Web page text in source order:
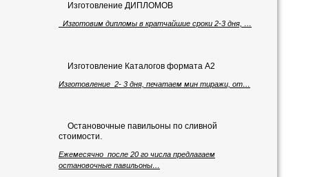
Изготовление ДИПЛОМОВ
Изготовим дипломы в кратчайшие сроки 2-3 дня, …
Изготовление Каталогов формата А2
Изготовление 2- 3 дня, печатаем мин тиражи, от…
Остановочные павильоны по сливной
стоимости.
Ежемесячно после 20 го числа предлагаем
остановочные павильоны…